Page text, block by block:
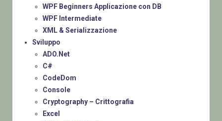
WPF Beginners Applicazione con DB
WPF Intermediate
XML & Serializzazione
Sviluppo
ADO.Net
C#
CodeDom
Console
Cryptography – Crittografia
Excel